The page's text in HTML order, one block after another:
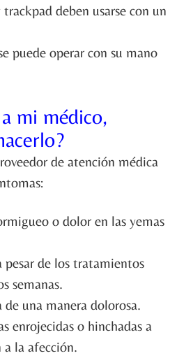
deben usarse con un
puede operar con su mano
mi médico,
de atención médica
o dolor en las yemas
de los tratamientos
semanas.
una manera dolorosa.
enrojecidas o hinchadas a
a la afección.